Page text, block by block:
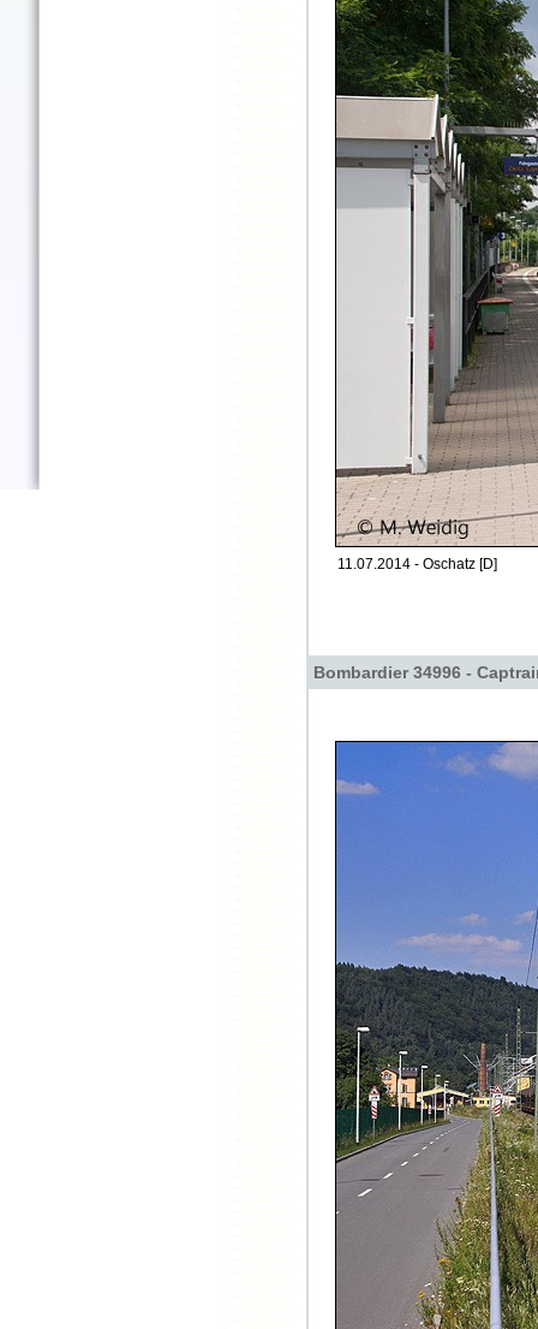
11.07.2014 - Oschatz [D]
Bombardier 34996 -